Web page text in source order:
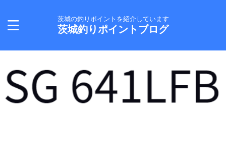
茨城の釣りポイントを紹介しています
茨城釣りポイントブログ